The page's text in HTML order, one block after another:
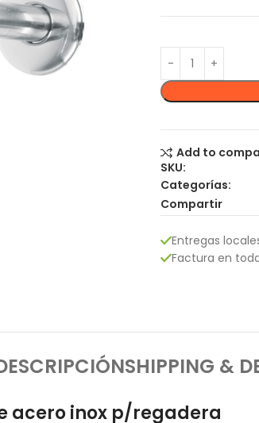
Add to
SKU:
Categorías:
Compartir
Entregas
Factura en
SHIPPING &
acero inox p/regadera